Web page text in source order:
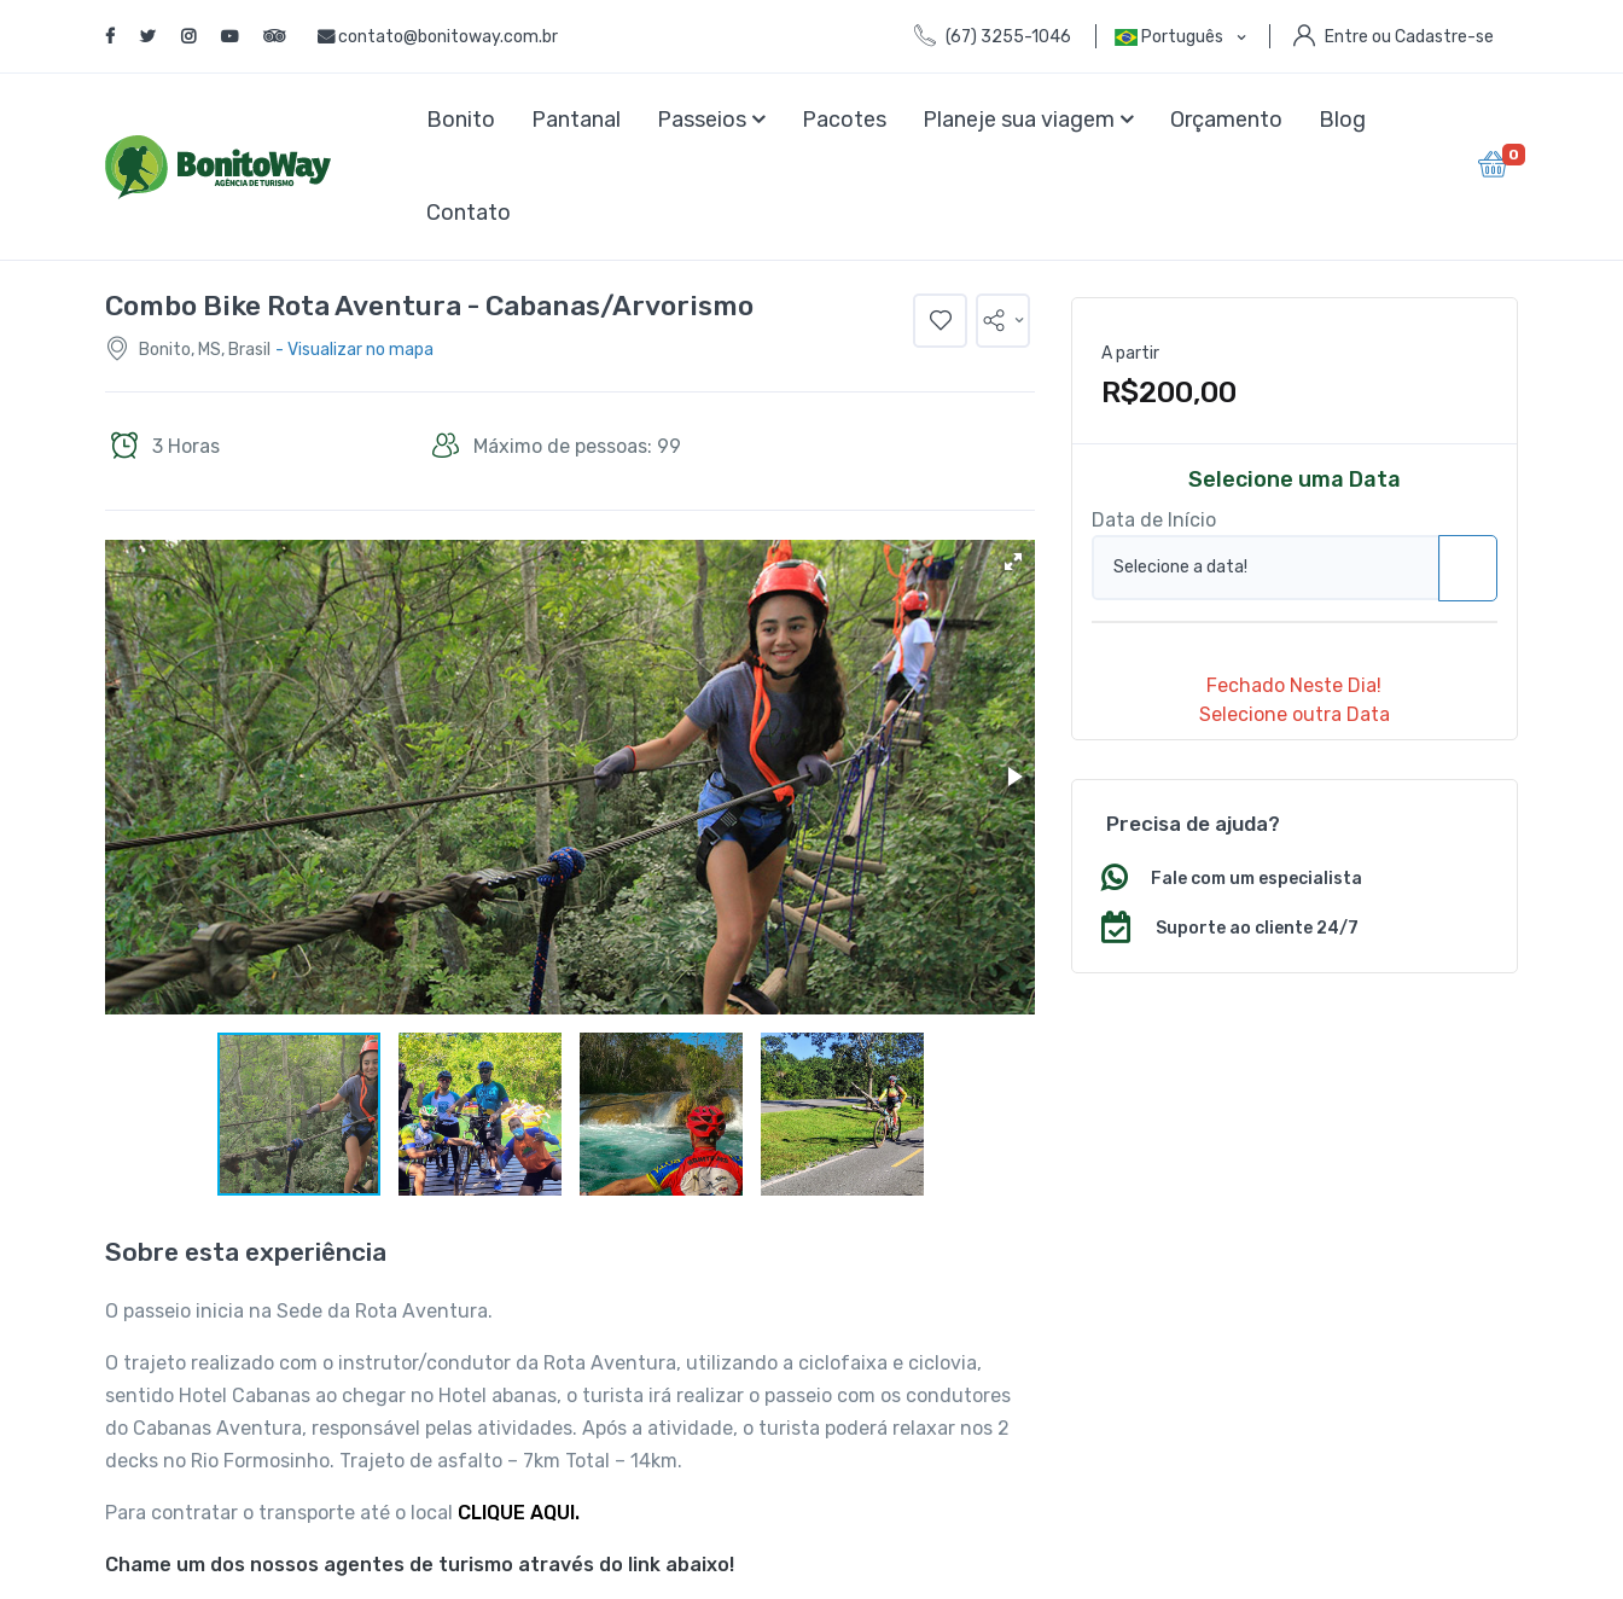
contato@bonitoway.com.br (67) 3255-1046 Português Entre ou Cadastre-se
Bonito Pantanal Passeios Pacotes Planeje sua viagem Orçamento Blog
Contato
0
Combo Bike Rota Aventura - Cabanas/Arvorismo
Bonito, MS, Brasil - Visualizar no mapa
3 Horas Máximo de pessoas: 99
Sobre esta experiência
O passeio inicia na Sede da Rota Aventura.
O trajeto realizado com o instrutor/condutor da Rota Aventura, utilizando a ciclofaixa e ciclovia,
sentido Hotel Cabanas ao chegar no Hotel abanas, o turista irá realizar o passeio com os condutores
do Cabanas Aventura, responsável pelas atividades. Após a atividade, o turista poderá relaxar nos 2
decks no Rio Formosinho. Trajeto de asfalto – 7km Total – 14km.
Para contratar o transporte até o local CLIQUE AQUI.
Chame um dos nossos agentes de turismo através do link abaixo!
A partir
R$200,00
Selecione uma Data
Data de Início
Fechado Neste Dia!
Selecione outra Data
Precisa de ajuda?
Fale com um especialista
Suporte ao cliente 24/7